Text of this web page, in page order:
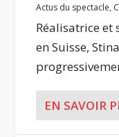
Actus du spectacle,
Réalisatrice et
en Suisse,
EN SAVOIR